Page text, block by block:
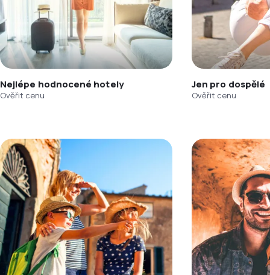
Nejlépe hodnocené hotely
Ověřit cenu
Jen pro dospělé
Ověřit cenu